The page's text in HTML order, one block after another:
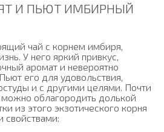
И ПЬЮТ ИМБИРНЫЙ
чай с корнем имбиря,
У него яркий привкус,
аромат и невероятно
его для удовольствия,
и с другими целями. Почти
облагородить долькой
из этого экзотического корня